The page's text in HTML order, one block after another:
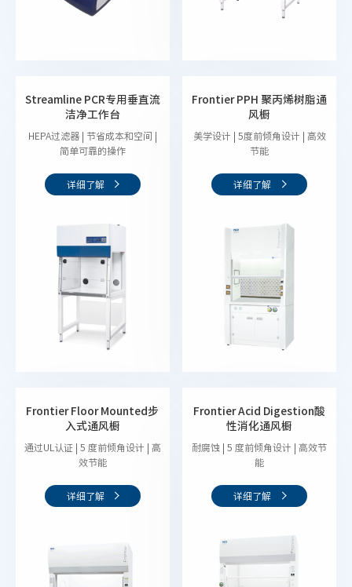
Streamline PCR专用垂直流
洁净工作台
HEPA过滤器 | 节省成本和空间 |
简单可靠的操作
详细了解
Frontier PPH 聚丙烯树脂通
风橱
美学设计 | 5度前倾角设计 | 高效
节能
详细了解
Frontier Floor Mounted步
入式通风橱
通过UL认证 | 5 度前倾角设计 | 高
效节能
详细了解
Frontier Acid Digestion酸
性消化通风橱
耐腐蚀 | 5 度前倾角设计 | 高效节
能
详细了解